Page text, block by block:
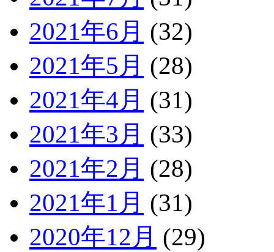
2021年6月 (32)
2021年5月 (28)
2021年4月 (31)
2021年3月 (33)
2021年2月 (28)
2021年1月 (31)
2020年12月 (29)